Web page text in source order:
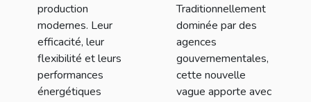
production
modernes. Leur
efficacité, leur
flexibilité et leurs
performances
énergétiques
Traditionnellement
dominée par des
agences
gouvernementales,
cette nouvelle
vague apporte avec